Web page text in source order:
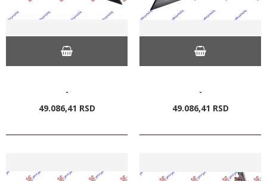
-
49.086,41 RSD
-
49.086,41 RSD